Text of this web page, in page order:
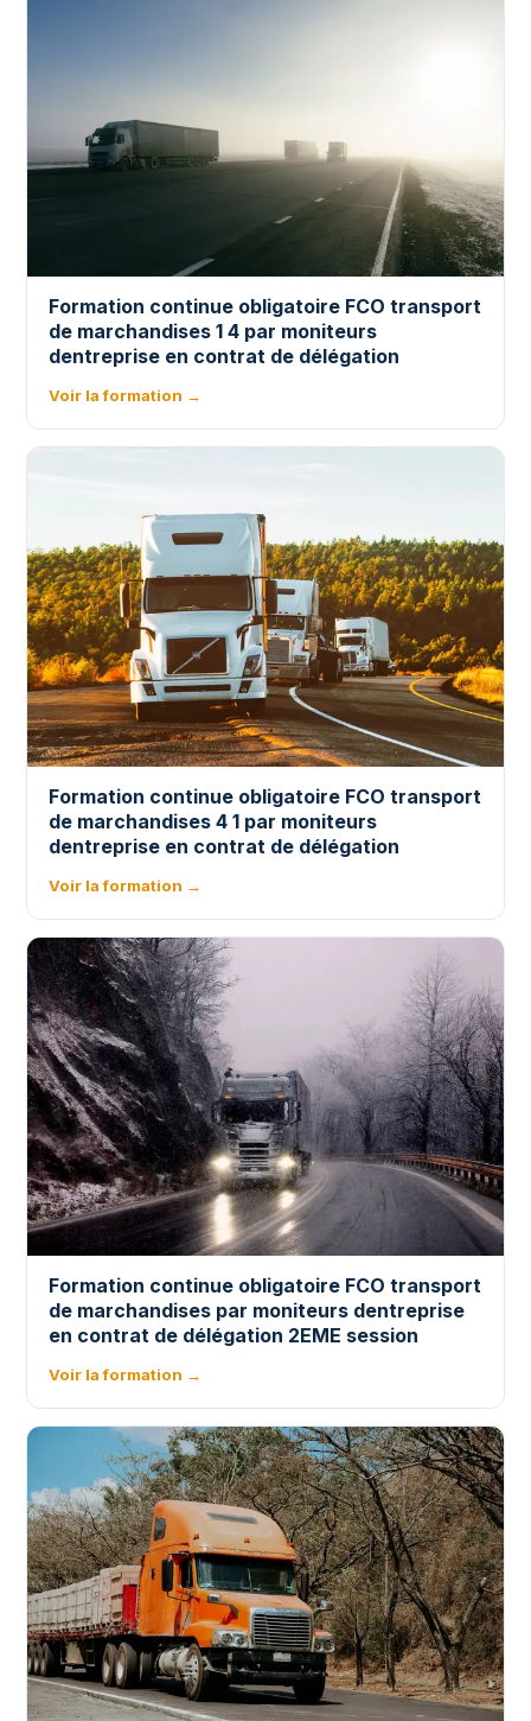
Formation continue obligatoire FCO transport
de marchandises 1 4 par moniteurs
dentreprise en contrat de délégation
Voir la formation →
Formation continue obligatoire FCO transport
de marchandises 4 1 par moniteurs
dentreprise en contrat de délégation
Voir la formation →
Formation continue obligatoire FCO transport
de marchandises par moniteurs dentreprise
en contrat de délégation 2EME session
Voir la formation →